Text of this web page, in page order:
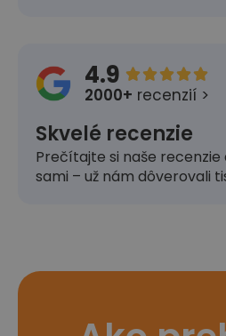
4.9 
2000+ recenzií >
Skvelé recenzie
Prečítajte si naše
sami – už nám dôverovali